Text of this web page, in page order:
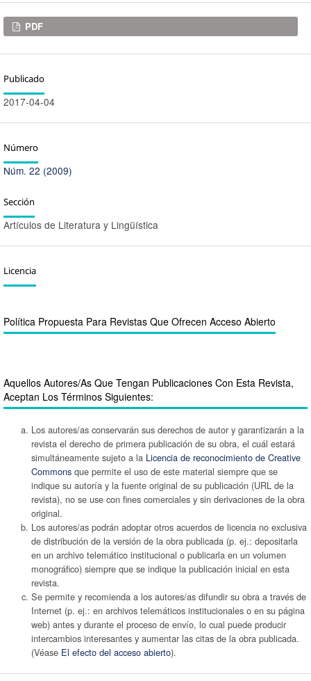
Descargas
PDF
Publicado
2017-04-04
Número
Núm. 22 (2009)
Sección
Artículos de Literatura y Lingüística
Licencia
Política Propuesta Para Revistas Que Ofrecen Acceso Abierto
Aquellos Autores/as Que Tengan Publicaciones Con Esta Revista,
Aceptan Los Términos Siguientes:
Los autores/as conservarán sus derechos de autor y garantizarán a la
revista el derecho de primera publicación de su obra, el cuál estará
simultáneamente sujeto a la Licencia de reconocimiento de Creative
Commonsque permite el uso de este material siempre que se
indique su autoría y la fuente original de su publicación (URL de la
revista), no se use con fines comerciales y sin derivaciones de la obra
original.
Los autores/as podrán adoptar otros acuerdos de licencia no exclusiva
de distribución de la versión de la obra publicada (p. ej.: depositarla
en un archivo telemático institucional o publicarla en un volumen
monográfico) siempre que se indique la publicación inicial en esta
revista.
Se permite y recomienda a los autores/as difundir su obra a través de
Internet (p. ej.: en archivos telemáticos institucionales o en su página
web) antes y durante el proceso de envío, lo cual puede producir
intercambios interesantes y aumentar las citas de la obra publicada.
(Véase El efecto del acceso abierto).